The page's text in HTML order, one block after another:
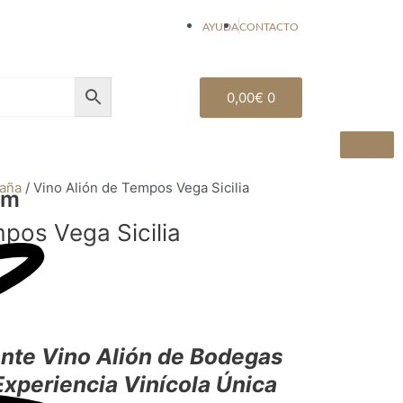
AYUDACONTACTO
0,00€ 0
Carrito
/ Vino Alión de Tempos Vega Sicilia
Vega Sicilia
Vino Alión de Bodegas
Vinícola Única